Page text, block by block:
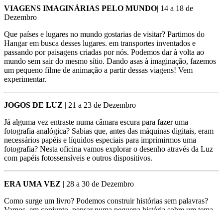
VIAGENS IMAGINÁRIAS PELO MUNDO| 14 a 18 de
Dezembro
Que países e lugares no mundo gostarias de visitar? Partimos do
Hangar em busca desses lugares. em transportes inventados e
passando por paisagens criadas por nós. Podemos dar à volta ao
mundo sem sair do mesmo sítio. Dando asas à imaginação, fazemos
um pequeno filme de animação a partir dessas viagens! Vem
experimentar.
JOGOS DE LUZ | 21 a 23 de Dezembro
Já alguma vez entraste numa câmara escura para fazer uma
fotografia analógica? Sabias que, antes das máquinas digitais, eram
necessários papéis e líquidos especiais para imprimirmos uma
fotografia? Nesta oficina vamos explorar o desenho através da Luz
com papéis fotossensíveis e outros dispositivos.
ERA UMA VEZ | 28 a 30 de Dezembro
Como surge um livro? Podemos construir histórias sem palavras?